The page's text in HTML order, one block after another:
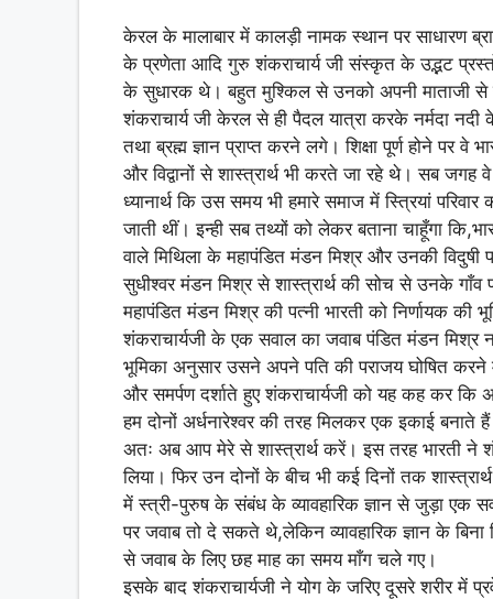
p
p
o
o
k
केरल के मालाबार में कालड़ी नामक स्थान पर साधारण
के प्रणेता आदि गुरु शंकराचार्य जी संस्कृत के उद्भट
के सुधारक थे। बहुत मुश्किल से उनको अपनी माताजी से
शंकराचार्य जी केरल से ही पैदल यात्रा करके नर्मदा नदी
तथा ब्रह्म ज्ञान प्राप्त करने लगे। शिक्षा पूर्ण होने
और विद्वानों से शास्त्रार्थ भी करते जा रहे थे। सब जगह
ध्यानार्थ कि उस समय भी हमारे समाज में स्त्रियां परिवार
जाती थीं। इन्ही सब तथ्यों को लेकर बताना चाहूँगा
वाले मिथिला के महापंडित मंडन मिश्र और उनकी
सुधीश्वर मंडन मिश्र से शास्त्रार्थ की सोच से उनके गाँव
महापंडित मंडन मिश्र की पत्नी भारती को निर्णायक
शंकराचार्यजी के एक सवाल का जवाब पंडित मंडन मिश्र
भूमिका अनुसार उसने अपने पति की पराजय घोषित करने
और समर्पण दर्शाते हुए शंकराचार्यजी को यह कह कर कि
हम दोनों अर्धनारेश्वर की तरह मिलकर एक इकाई बनाते
अतः अब आप मेरे से शास्त्रार्थ करें। इस तरह भारती ने
लिया। फिर उन दोनों के बीच भी कई दिनों तक
में स्त्री-पुरुष के संबंध के व्यावहारिक ज्ञान से जुड़ा एक
पर जवाब तो दे सकते थे,लेकिन व्यावहारिक ज्ञान के
से जवाब के लिए छह माह का समय माँग चले गए।
इसके बाद शंकराचार्यजी ने योग के जरिए दूसरे शरीर में